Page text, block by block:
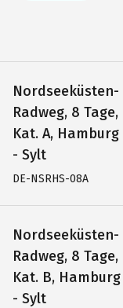
Nordseeküsten-
Radweg, 8 Tage,
Kat. A, Hamburg
- Sylt
DE-NSRHS-08A
Nordseeküsten-
Radweg, 8 Tage,
Kat. B, Hamburg
- Sylt